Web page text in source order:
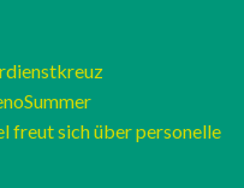
freut sich über personelle